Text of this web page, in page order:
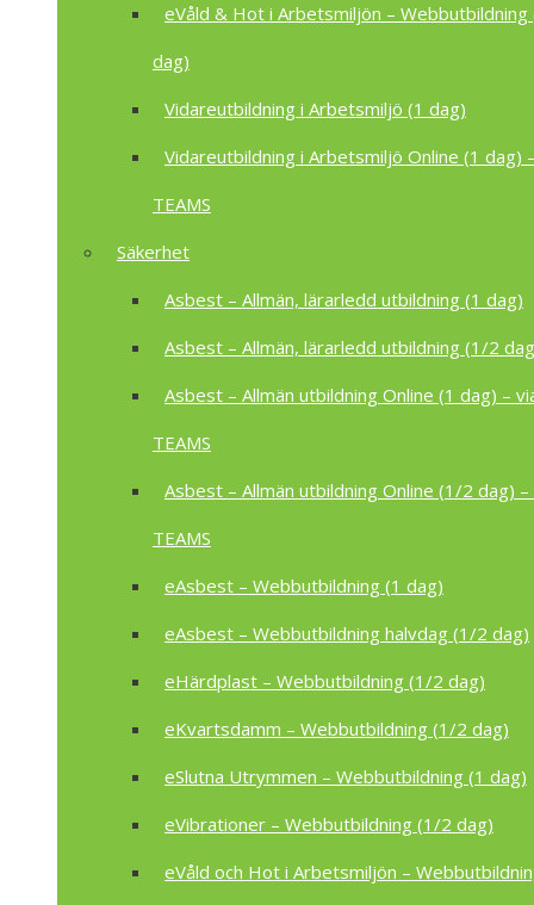
eVåld & Hot i Arbetsmiljön – Webbutbildning
dag)
Vidareutbildning i Arbetsmiljö (1 dag)
Vidareutbildning i Arbetsmiljö Online (1 dag)
TEAMS
Säkerhet
Asbest – Allmän, lärarledd utbildning (1 dag)
Asbest – Allmän, lärarledd utbildning (1/2
Asbest – Allmän utbildning Online (1 dag) –
TEAMS
Asbest – Allmän utbildning Online (1/2 dag) –
TEAMS
eAsbest – Webbutbildning (1 dag)
eAsbest – Webbutbildning halvdag (1/2 dag)
eHärdplast – Webbutbildning (1/2 dag)
eKvartsdamm – Webbutbildning (1/2 dag)
eSlutna Utrymmen – Webbutbildning (1 dag)
eVibrationer – Webbutbildning (1/2 dag)
eVåld och Hot i Arbetsmiljön –